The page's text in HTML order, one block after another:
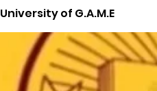
University of G.A.M.E